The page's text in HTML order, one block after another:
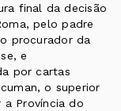
final da decisão
pelo padre
procurador da
e
por cartas
o superior
a Província do